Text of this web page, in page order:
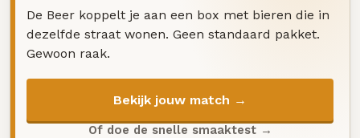
De Beer koppelt je aan een box met bieren die in
dezelfde straat wonen. Geen standaard pakket.
Gewoon raak.
Bekijk jouw match →
Of doe de snelle smaaktest →